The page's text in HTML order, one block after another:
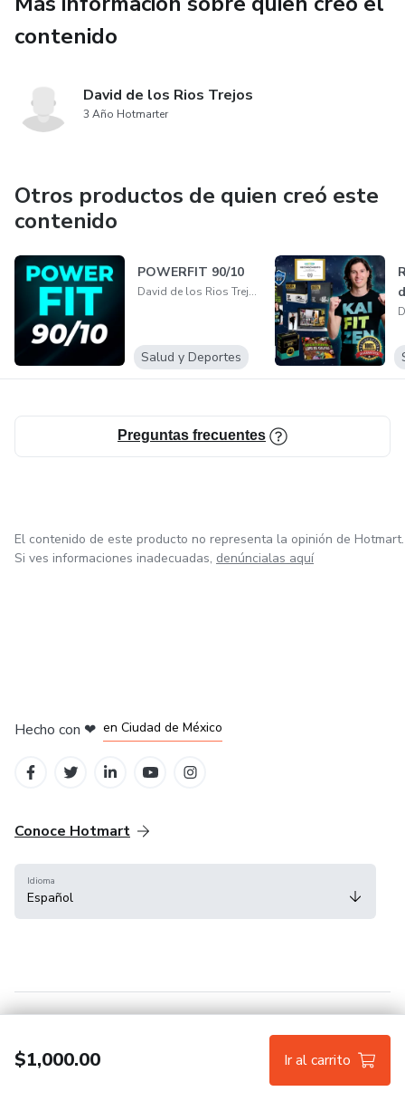
contenido
David de los Rios Trejos
3 Año Hotmarter
Otros productos de quien creó este
contenido
POWERFIT 90/10
David de los Rios Trejos
Salud y Deportes
Preguntas frecuentes
$1,000.00 Ir al carrito
El contenido de este producto no representa la opinión de Hotmart.
Si ves informaciones inadecuadas, denúncialas aquí
Hecho con ❤ en Ciudad de México
Conoce Hotmart
Idioma
Español
Hotmart — 2011-2026 © Todos los derechos reservados.